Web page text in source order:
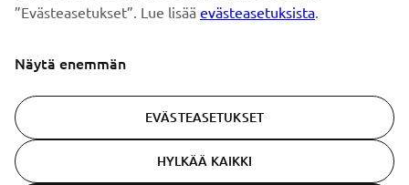
© Copyright - 2026 Yamaha Motor Europe N.V. - All Rights
Reserved
”Evästeasetukset”. Lue lisää evästeasetuksista.
Näytä enemmän
EVÄSTEASETUKSET
HYLKÄÄ KAIKKI